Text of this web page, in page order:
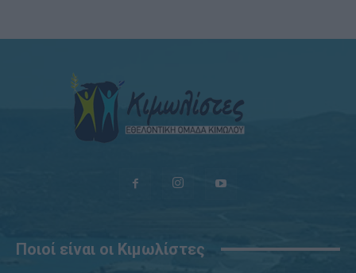
Ποιοί είναι οι Κιμωλίστες